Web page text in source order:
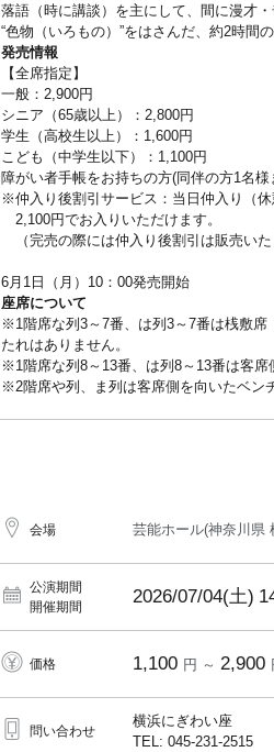
落語（時に講談）を主にして、間に漫才
“色物（いろもの）”をはさんだ、約2時間
発売情報
【全席指定】
一般：2,900円
シニア（65歳以上）：2,800円
学生（高校生以上）：1,600円
こども（中学生以下）：1,100円
障がい者手帳をお持ちの方(同伴の方1名様
※仲入り後割引サービス：当日仲入り（休
2,100円でお入りいただけます。
（完売の際には仲入り後割引は販売いた
6月1日（月）10：00発売開始
座席について
※1階席な列3～7番、は列3～7番は桟敷
たれはありません。
※1階席な列8～13番、は列8～13番は客席
※2階席や列、ま列は客席側を向いたベン
会場 芸能ホール(神奈川県
公演期間
開催期間
2026/07/04(土)
価格 1,100 円 ～ 2,900
問い合わせ
横浜にぎわい座
TEL: 045-231-2515